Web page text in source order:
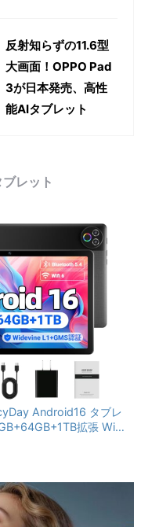
反射知らずの11.6型
大画面！OPPO Pad
3が日本発売、高性
能AIタブレット
レット
Android16 タブレ
拡張 WiFi
IPS画面 日本語説明書